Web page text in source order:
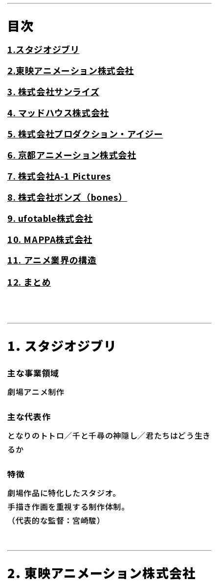
目次
1.スタジオジブリ
2.東映アニメーション株式会社
3. 株式会社サンライズ
4. マッドハウス株式会社
5. 株式会社プロダクション・アイジー
6. 京都アニメーション株式会社
7. 株式会社A-1 Pictures
8. 株式会社ボンズ（bones）
9. ufotable株式会社
10. MAPPA株式会社
11. アニメ業界の構造
12. まとめ
1. スタジオジブリ
主な事業領域
劇場アニメ制作
主な代表作
となりのトトロ／千と千尋の神隠し／君たちはどう生き
るか
特徴
劇場作品に特化したスタジオ。
手描き作画を重視する制作体制。
（代表的な監督：宮崎駿）
2. 東映アニメーション株式会社